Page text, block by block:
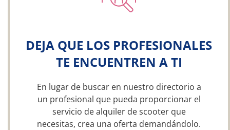
DEJA QUE LOS PROFESIONALES
TE ENCUENTREN A TI
En lugar de buscar en nuestro directorio a
un profesional que pueda proporcionar el
servicio de alquiler de scooter que
necesitas, crea una oferta demandándolo.